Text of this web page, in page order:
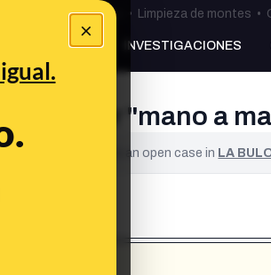
×
Bulos Ceuta • Limpieza de montes •
PREBUNKING INVESTIGACIONES
a debatir "mano a
been verified. It is an open case in LA